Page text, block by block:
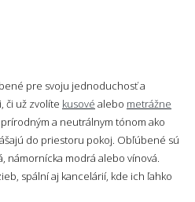
pre svoju jednoduchosť a
či už zvolíte kusové alebo metrážne
prírodným a neutrálnym tónom ako
do priestoru pokoj. Obľúbené sú
námornícka modrá alebo vínová.
spální aj kancelárií, kde ich ľahko